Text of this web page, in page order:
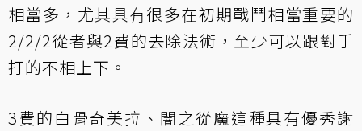
相當多，尤其具有很多在初期戰鬥相當重要的
2/2/2從者與2費的去除法術，至少可以跟對手
打的不相上下。
3費的白骨奇美拉 、 闇之從魔這種具有優秀謝